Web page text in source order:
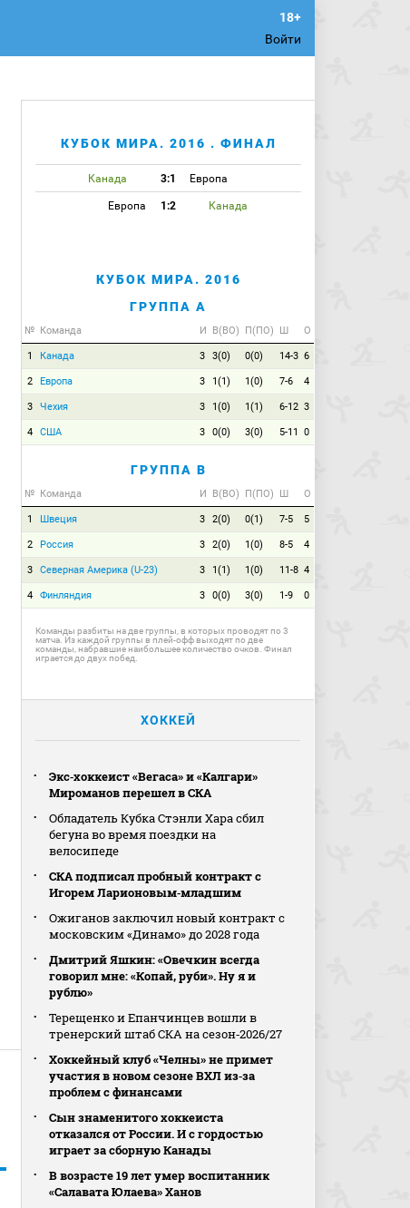
Войти
КУБОК МИРА. 2016 . ФИНАЛ
Канада 3:1 Европа
Европа 1:2 Канада
КУБОК МИРА. 2016
ГРУППА A
№ Команда И В(ВО) П(ПО) Ш О
1 Канада 3 3(0) 0(0) 14-3 6
2 Европа 3 1(1) 1(0) 7-6 4
3 Чехия 3 1(0) 1(1) 6-12 3
4 США 3 0(0) 3(0) 5-11 0
ГРУППА B
№ Команда И В(ВО) П(ПО) Ш О
1 Швеция 3 2(0) 0(1) 7-5 5
2 Россия 3 2(0) 1(0) 8-5 4
3 Северная Америка (U-23) 3 1(1) 1(0) 11-8 4
4 Финляндия 3 0(0) 3(0) 1-9 0
Команды разбиты на две группы, в которых проводят по 3
матча. Из каждой группы в плей-офф выходят по две
команды, набравшие наибольшее количество очков. Финал
играется до двух побед.
ХОККЕЙ
Экс‑хоккеист «Вегаса» и «Калгари»
Мироманов перешел в СКА
Обладатель Кубка Стэнли Хара сбил
бегуна во время поездки на
велосипеде
СКА подписал пробный контракт с
Игорем Ларионовым‑младшим
Ожиганов заключил новый контракт с
московским «Динамо» до 2028 года
Дмитрий Яшкин: «Овечкин всегда
говорил мне: «Копай, руби». Ну я и
рублю»
Терещенко и Епанчинцев вошли в
тренерский штаб СКА на сезон‑2026/27
Хоккейный клуб «Челны» не примет
участия в новом сезоне ВХЛ из‑за
проблем с финансами
Сын знаменитого хоккеиста
отказался от России. И с гордостью
играет за сборную Канады
В возрасте 19 лет умер воспитанник
«Салавата Юлаева» Ханов